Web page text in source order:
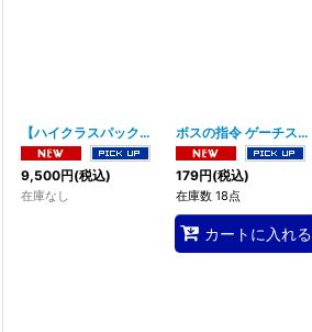
【ハイクラスパック】 シャイニートレジャーex [
9,500円(税込)
在庫なし
ボスの指令 ゲーチス【R】〈069/073〉(サポート)
179円(税込)
在庫数 18点
カートに入れる